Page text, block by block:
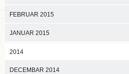
FEBRUAR 2015
JANUAR 2015
2014
DECEMBAR 2014